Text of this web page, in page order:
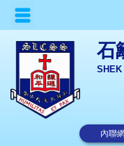
石
SHEK
內聯網